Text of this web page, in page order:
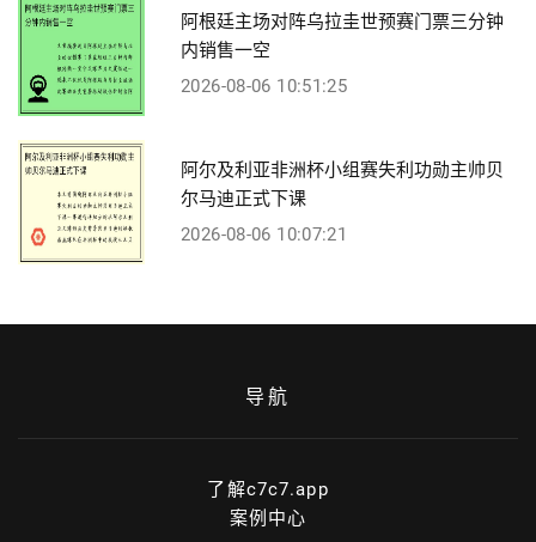
阿根廷主场对阵乌拉圭世预赛门票三分钟
内销售一空
2026-08-06 10:51:25
阿尔及利亚非洲杯小组赛失利功勋主帅贝
尔马迪正式下课
2026-08-06 10:07:21
导航
了解c7c7.app
案例中心